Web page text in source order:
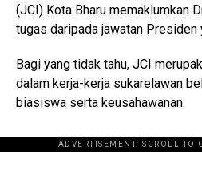
(JCI) Kota Bharu memaklumkan
tugas daripada jawatan Presiden
Bagi yang tidak tahu, JCI
dalam kerja-kerja sukarelawan
biasiswa serta keusahawanan.
ADVERTISEMENT. SCROLL TO